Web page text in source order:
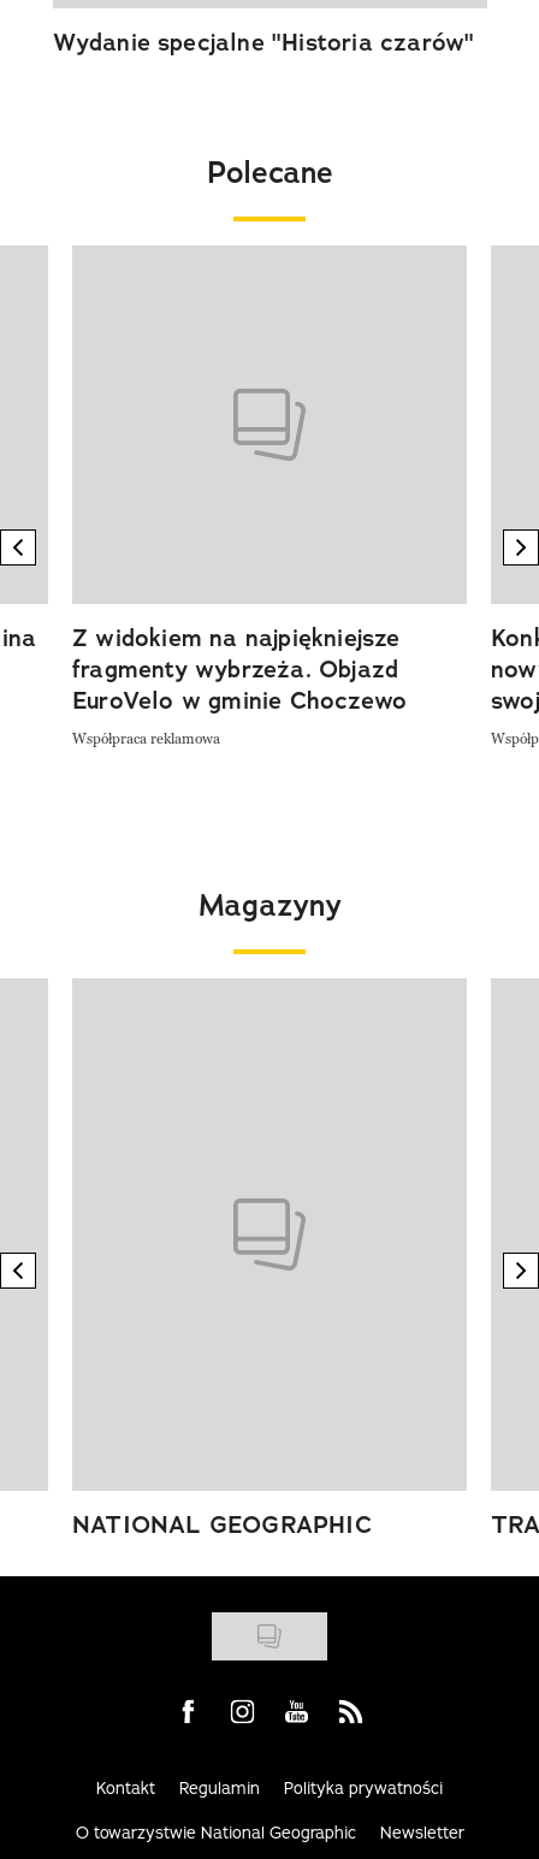
Wydanie specjalne "Historia czarów"
Polecane
previous element
Z widokiem na najpiękniejsze
fragmenty wybrzeża. Objazd
EuroVelo w gminie Choczewo
Współpraca reklamowa
Magazyny
previous element
NATIONAL GEOGRAPHIC
Visit us on Facebook
Visit us on Instagram
Visit us on Youtube
Visit us on Rss
Kontakt Regulamin Polityka prywatności
O towarzystwie National Geographic Newsletter